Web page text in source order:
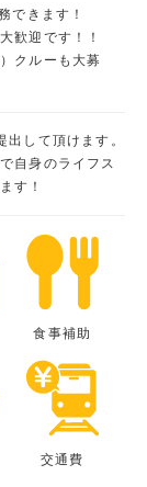
できます！
歓迎です！！
クルーも大募
して頂けます。
自身のライフス
す！
食事補助
交通費